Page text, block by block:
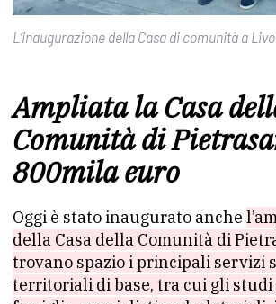
L’inaugurazione della Casa di comunità a
Ampliata la Casa
Comunità di
800mila euro
Oggi è stato inaugurato anche
della Casa della Comunità di
trovano spazio i principali servizi
territoriali di base, tra cui gli studi